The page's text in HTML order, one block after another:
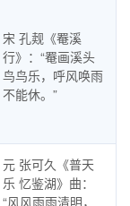
宋 孔觌《罨溪
行》：“罨画溪头
鸟鸟乐，呼风唤雨
不能休。”
元 张可久《普天
乐 忆鉴湖》曲：
“风风雨雨清明，